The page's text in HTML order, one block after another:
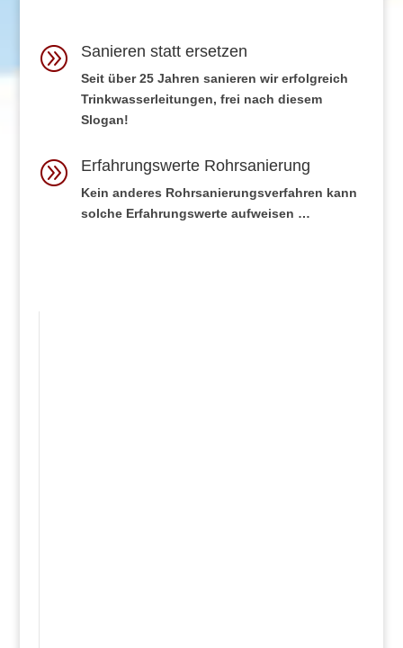
A Sanieren statt ersetzen
Seit über 25 Jahren sanieren wir erfolgreich
Trinkwasserleitungen, frei nach diesem
Slogan!
A Erfahrungswerte Rohrsanierung
Kein anderes Rohrsanierungsverfahren kann
solche Erfahrungswerte aufweisen …